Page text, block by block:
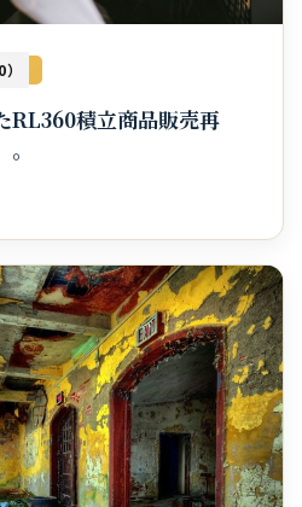
RL360積立商品販売再